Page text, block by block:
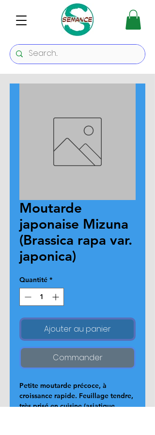
Moutarde
japonaise Mizuna
(Brassica rapa var.
japonica)
Quantité *
Ajouter au panier
Commander
Petite moutarde précoce, à
croissance rapide. Feuillage tendre,
très prisé en cuisine (asiatique